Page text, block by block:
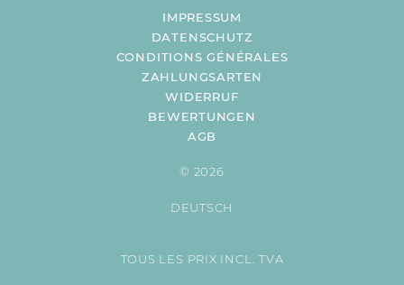
IMPRESSUM
DATENSCHUTZ
CONDITIONS GÉNÉRALES
ZAHLUNGSARTEN
WIDERRUF
BEWERTUNGEN
AGB
© 2026
DEUTSCH
TOUS LES PRIX INCL. TVA